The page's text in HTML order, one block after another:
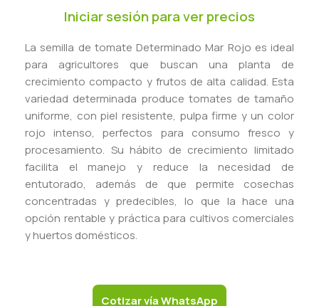
Iniciar sesión para ver precios
La semilla de tomate Determinado Mar Rojo es ideal
para agricultores que buscan una planta de
crecimiento compacto y frutos de alta calidad. Esta
variedad determinada produce tomates de tamaño
uniforme, con piel resistente, pulpa firme y un color
rojo intenso, perfectos para consumo fresco y
procesamiento. Su hábito de crecimiento limitado
facilita el manejo y reduce la necesidad de
entutorado, además de que permite cosechas
concentradas y predecibles, lo que la hace una
opción rentable y práctica para cultivos comerciales
y huertos domésticos.
Cotizar vía WhatsApp